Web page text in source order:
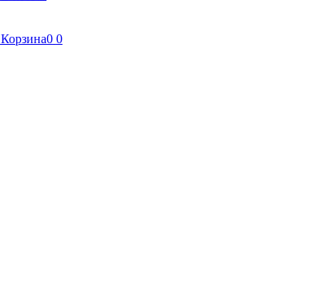
Корзина0 0